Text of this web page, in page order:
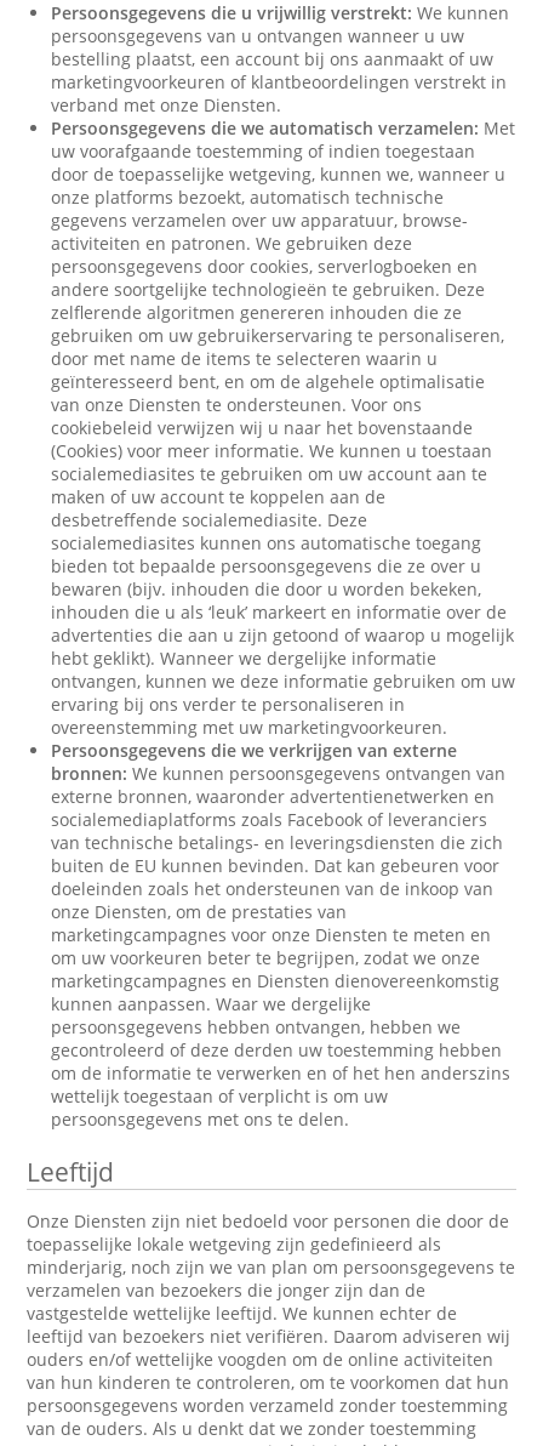
Persoonsgegevens die u vrijwillig verstrekt: We kunnen
persoonsgegevens van u ontvangen wanneer u uw
bestelling plaatst, een account bij ons aanmaakt of uw
marketingvoorkeuren of klantbeoordelingen verstrekt in
verband met onze Diensten.
Persoonsgegevens die we automatisch verzamelen: Met
uw voorafgaande toestemming of indien toegestaan
door de toepasselijke wetgeving, kunnen we, wanneer u
onze platforms bezoekt, automatisch technische
gegevens verzamelen over uw apparatuur, browse-
activiteiten en patronen. We gebruiken deze
persoonsgegevens door cookies, serverlogboeken en
andere soortgelijke technologieën te gebruiken. Deze
zelflerende algoritmen genereren inhouden die ze
gebruiken om uw gebruikerservaring te personaliseren,
door met name de items te selecteren waarin u
geïnteresseerd bent, en om de algehele optimalisatie
van onze Diensten te ondersteunen. Voor ons
cookiebeleid verwijzen wij u naar het bovenstaande
(Cookies) voor meer informatie. We kunnen u toestaan
socialemediasites te gebruiken om uw account aan te
maken of uw account te koppelen aan de
desbetreffende socialemediasite. Deze
socialemediasites kunnen ons automatische toegang
bieden tot bepaalde persoonsgegevens die ze over u
bewaren (bijv. inhouden die door u worden bekeken,
inhouden die u als ‘leuk’ markeert en informatie over de
advertenties die aan u zijn getoond of waarop u mogelijk
hebt geklikt). Wanneer we dergelijke informatie
ontvangen, kunnen we deze informatie gebruiken om uw
ervaring bij ons verder te personaliseren in
overeenstemming met uw marketingvoorkeuren.
Persoonsgegevens die we verkrijgen van externe
bronnen: We kunnen persoonsgegevens ontvangen van
externe bronnen, waaronder advertentienetwerken en
socialemediaplatforms zoals Facebook of leveranciers
van technische betalings- en leveringsdiensten die zich
buiten de EU kunnen bevinden. Dat kan gebeuren voor
doeleinden zoals het ondersteunen van de inkoop van
onze Diensten, om de prestaties van
marketingcampagnes voor onze Diensten te meten en
om uw voorkeuren beter te begrijpen, zodat we onze
marketingcampagnes en Diensten dienovereenkomstig
kunnen aanpassen. Waar we dergelijke
persoonsgegevens hebben ontvangen, hebben we
gecontroleerd of deze derden uw toestemming hebben
om de informatie te verwerken en of het hen anderszins
wettelijk toegestaan of verplicht is om uw
persoonsgegevens met ons te delen.
Leeftijd
Onze Diensten zijn niet bedoeld voor personen die door de
toepasselijke lokale wetgeving zijn gedefinieerd als
minderjarig, noch zijn we van plan om persoonsgegevens te
verzamelen van bezoekers die jonger zijn dan de
vastgestelde wettelijke leeftijd. We kunnen echter de
leeftijd van bezoekers niet verifiëren. Daarom adviseren wij
ouders en/of wettelijke voogden om de online activiteiten
van hun kinderen te controleren, om te voorkomen dat hun
persoonsgegevens worden verzameld zonder toestemming
van de ouders. Als u denkt dat we zonder toestemming